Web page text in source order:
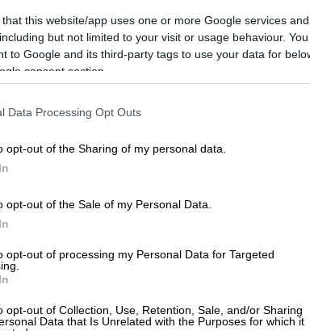
that this website/app uses one or more Google services
but not limited to your visit or usage behaviour.
to Google and its third-party tags to use your data for
consent section.
Data Processing Opt Outs
opt-out of the Sharing of my personal data.
opt-out of the Sale of my Personal Data.
opt-out of processing my Personal Data for Targeted
opt-out of Collection, Use, Retention, Sale, and/or Sharing
Data that Is Unrelated with the Purposes for which it
το ΕΘΝΟΣ στη Google
να εξοργίσει τον πρόεδρο των
η κάμερα να αποκαλεί τον
«ηλίθιο μπάσταρδο».
ότι το μικρόφωνο παρέμεινε
σκοπός της οποίας ήταν η
για την αντιμετώπιση του
της εφοδιαστικής αλυσίδας.